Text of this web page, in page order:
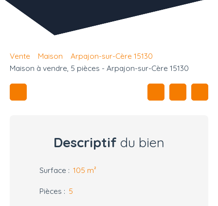
Vente Maison
Arpajon-sur-Cère 15130
Maison à vendre, 5 pièces - Arpajon-sur-Cère 15130
Descriptif du bien
Surface : 105 m²
Pièces : 5